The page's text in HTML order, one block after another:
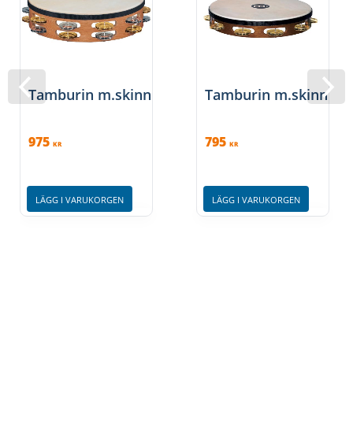
Tamburin m.skinn
975 KR
LÄGG I VARUKORGEN
Tamburin m.skinn
795 KR
LÄGG I VARUKORGEN